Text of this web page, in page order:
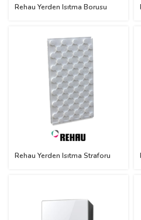
Rehau Yerden Isıtma Borusu
Rehau Yerden Isıtma Straforu